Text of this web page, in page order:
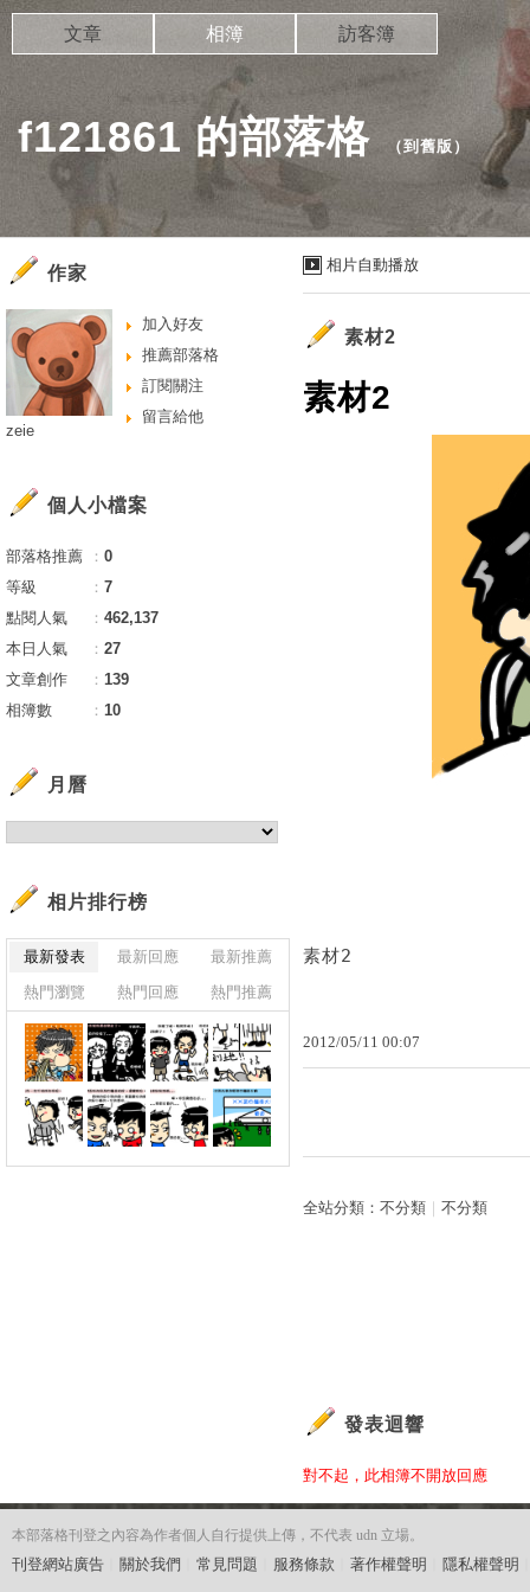
f121861 的部落格 （到舊版 ）
文章 相簿 訪客簿
相片自動播放
素材2
素材2
素材2
2012/05/11 00:07
全站分類： 不分類 不分類
發表迴響
對不起，此相簿不開放回應
作家
加入好友
推薦部落格
訂閱關注
留言給他
zeie
個人小檔案
部落格推薦 ： 0
等級
： 7
點閱人氣
： 462,137
本日人氣
： 27
文章創作
： 139
相簿數
： 10
月曆
相片排行榜
最新發表 最新回應
最新推薦
熱門瀏覽
熱門回應 熱門推薦
本部落格刊登之內容為作者個人自行提供上傳，不代表 udn 立場。
刊登網站廣告 關於我們 常見問題 服務條款 著作權聲明 隱私權聲明